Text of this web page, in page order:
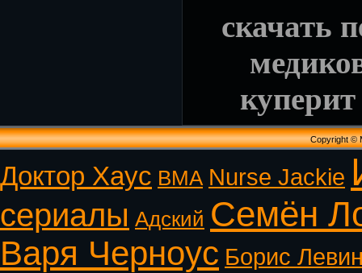
скачать
Copyright ©
Доктор Хаус ВМА Nurse Jackie
сериалы Адский Семён
Варя Черноус Борис